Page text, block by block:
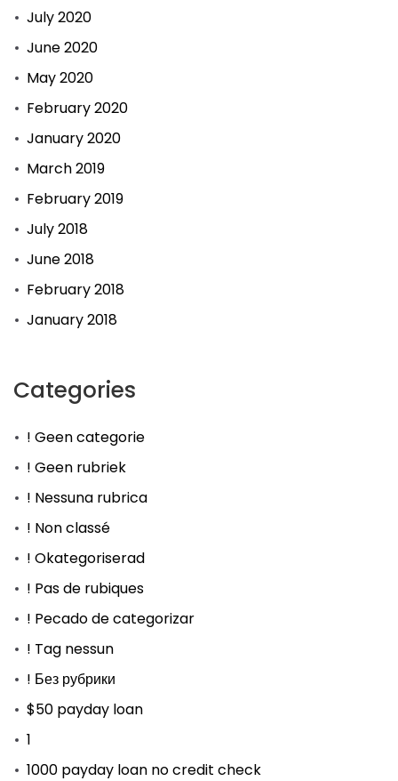
July 2020
June 2020
May 2020
February 2020
January 2020
March 2019
February 2019
July 2018
June 2018
February 2018
January 2018
Categories
! Geen categorie
! Geen rubriek
! Nessuna rubrica
! Non classé
! Okategoriserad
! Pas de rubiques
! Pecado de categorizar
! Tag nessun
! Без рубрики
$50 payday loan
1
1000 payday loan no credit check